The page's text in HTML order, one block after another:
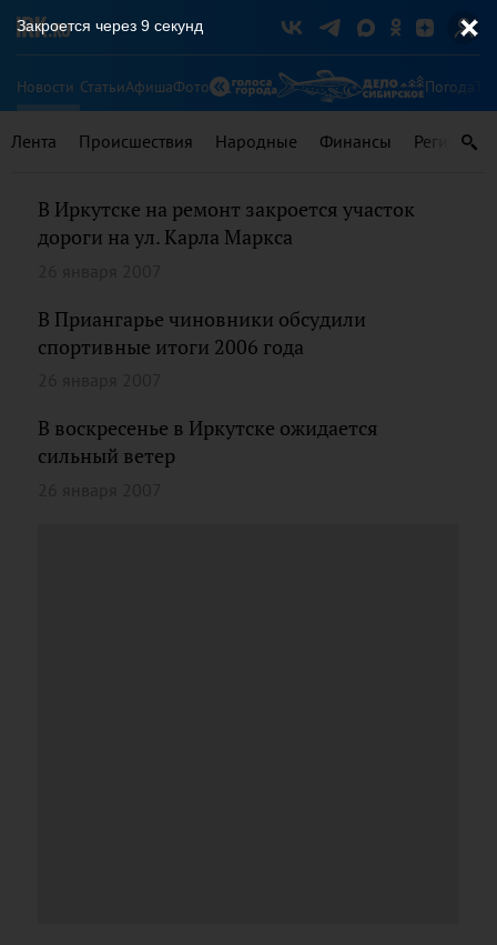
Новости СтатьиАфишаФото Погода
Лента Происшествия Народные Финансы Регионы
В Иркутске на ремонт закроется участок
дороги на ул. Карла Маркса
В Приангарье чиновники обсудили
спортивные итоги 2006 года
В воскресенье в Иркутске ожидается
сильный ветер
Закроется через 9 секунд